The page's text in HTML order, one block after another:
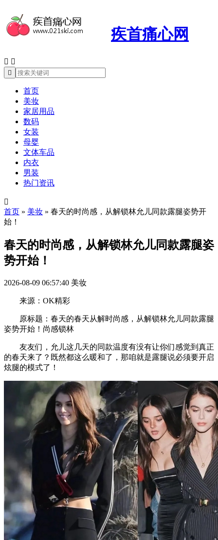
疾首痛心网
 

首页
美妆
家居用品
数码
女装
母婴
文体车品
内衣
男装
热门资讯

首页 » 美妆 » 春天的时尚感，从解锁林允儿同款露腿姿势开
始！
春天的时尚感，从解锁林允儿同款露腿姿
势开始！
2026-08-09 06:57:40 美妆
来源：OK精彩
原标题：春天的春天从解时尚感，从解锁林允儿同款露腿
姿势开始！尚感锁林
友友们，允儿这几天的同款温度有没有让你们感觉到真正
的春天来了？既然都这么暖和了，那咱就是露腿说必须要开启
炫腿的模式了！